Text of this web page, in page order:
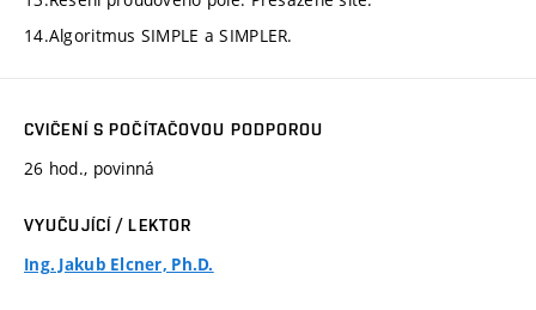
14.Algoritmus SIMPLE a SIMPLER.
CVIČENÍ S POČÍTAČOVOU PODPOROU
26 hod., povinná
VYUČUJÍCÍ / LEKTOR
Ing. Jakub Elcner, Ph.D.